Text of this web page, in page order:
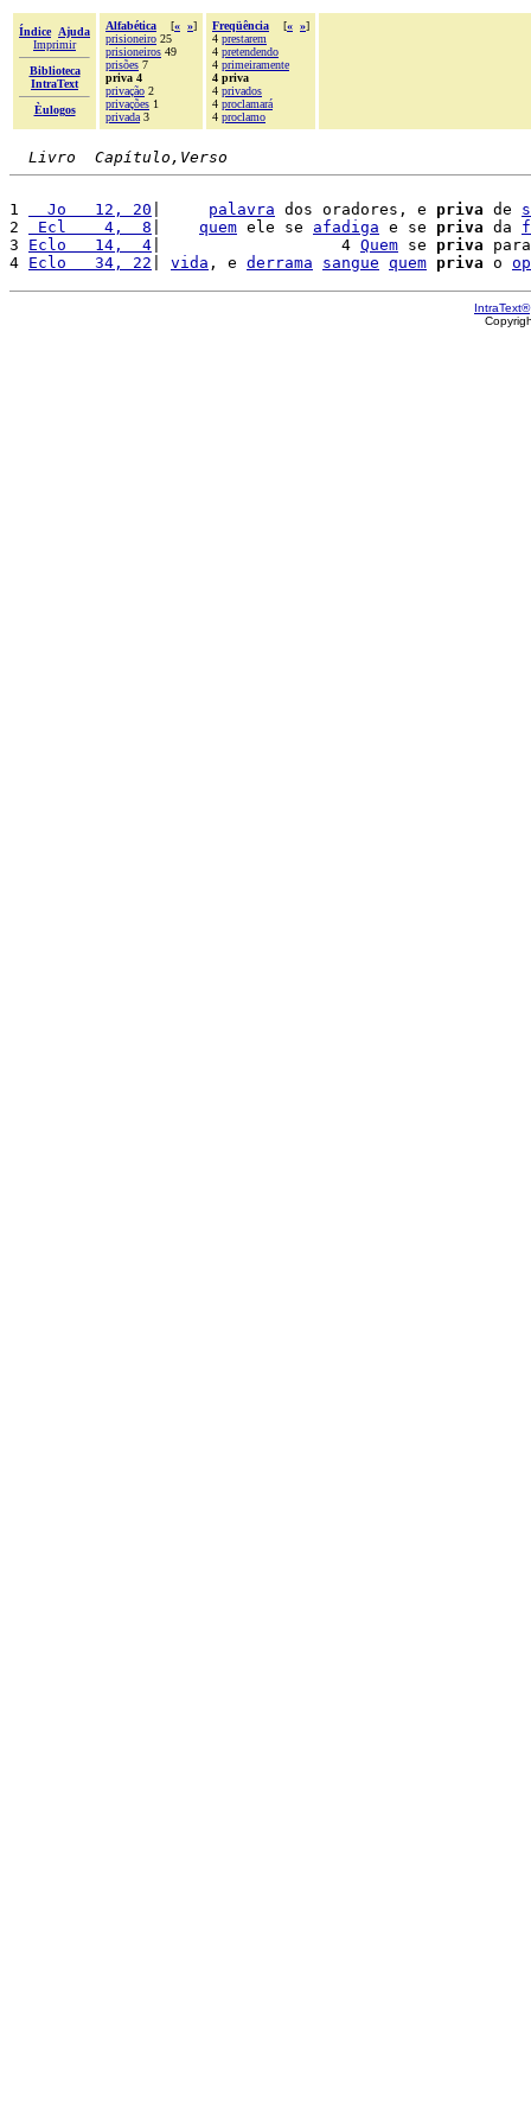
Índice
Ajuda
Imprimir
Biblioteca
IntraText
Èulogos
Alfabética [« »]
prisioneiro 25
prisioneiros 49
prisões 7
priva 4
privação 2
privações 1
privada 3
Freqüência [« »]
4 prestarem
4 pretendendo
4 primeiramente
4 priva
4 privados
4 proclamará
4 proclamo
Livro  Capítulo,Verso
1
  Jo   12, 20
palavra dos oradores, e priva de
2
Ecl    4,  8 quem ele se afadiga e se priva da
3 Eclo   14,  4 |                   4 Quem se priva
4 Eclo   34, 22 vida , e derrama sangue quem priva o
IntraText®